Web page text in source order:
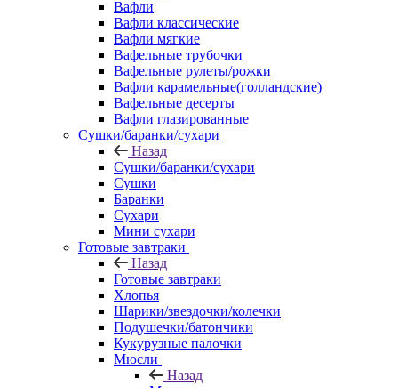
Вафли
Вафли классические
Вафли мягкие
Вафельные трубочки
Вафельные рулеты/рожки
Вафли карамельные(голландские)
Вафельные десерты
Вафли глазированные
Сушки/баранки/сухари
Назад
Сушки/баранки/сухари
Сушки
Баранки
Сухари
Мини сухари
Готовые завтраки
Назад
Готовые завтраки
Хлопья
Шарики/звездочки/колечки
Подушечки/батончики
Кукурузные палочки
Мюсли
Назад